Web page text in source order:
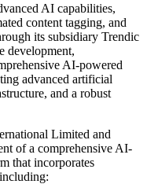
AI capabilities,
content tagging, and
its subsidiary Trendic
development,
AI-powered
advanced artificial
and a robust
Limited and
of a comprehensive AI-
that incorporates